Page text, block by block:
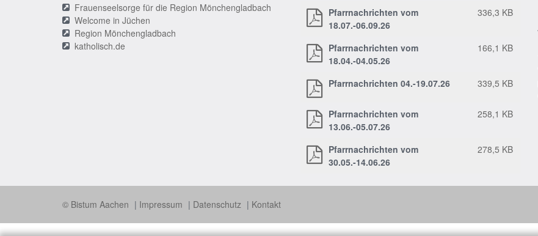
Frauenseelsorge für die Region Mönchengladbach
Welcome in Jüchen
Region Mönchengladbach
katholisch.de
Pfarrnachrichten vom
18.07.-06.09.26
336,3 KB
Pfarrnachrichten vom
18.04.-04.05.26
166,1 KB
Pfarrnachrichten 04.-19.07.26 339,5 KB
Pfarrnachrichten vom
13.06.-05.07.26
258,1 KB
Pfarrnachrichten vom
30.05.-14.06.26
278,5 KB
© Bistum Aachen Impressum Datenschutz Kontakt